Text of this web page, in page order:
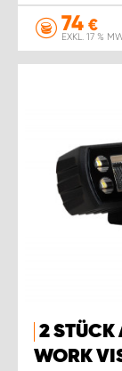
74 €
EXKL. 17 %
2 STÜCK
WORK